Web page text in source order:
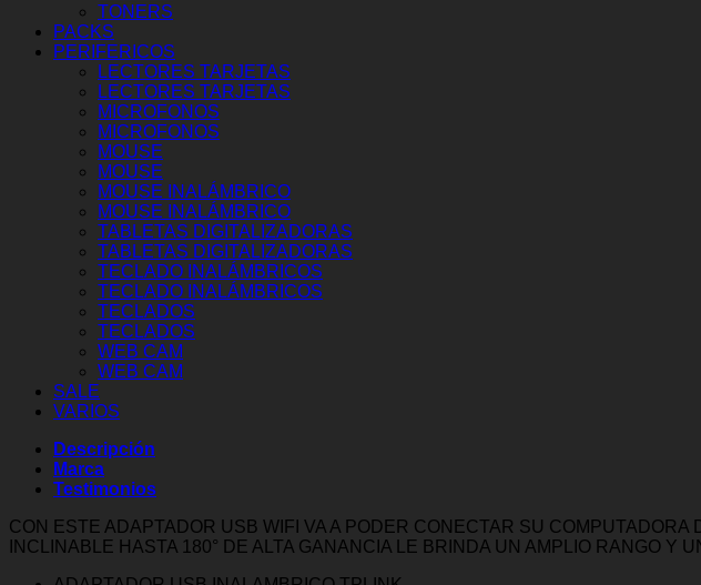
TONERS
PACKS
PERIFERICOS
LECTORES TARJETAS
LECTORES TARJETAS
MICROFONOS
MICROFONOS
MOUSE
MOUSE
MOUSE INALÁMBRICO
MOUSE INALÁMBRICO
TABLETAS DIGITALIZADORAS
TABLETAS DIGITALIZADORAS
TECLADO INALÁMBRICOS
TECLADO INALÁMBRICOS
TECLADOS
TECLADOS
WEB CAM
WEB CAM
SALE
VARIOS
Descripción
Marca
Testimonios
CON ESTE ADAPTADOR USB WIFI VA A PODER CONECTAR SU
INCLINABLE HASTA 180° DE ALTA GANANCIA LE BRINDA UN AMPLIO RANGO